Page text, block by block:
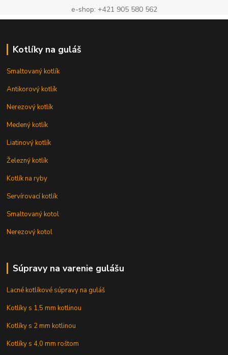
e-shop: +421 905 580 562
Kotlíky na guláš
Smaltovaný kotlík
Antikorový kotlík
Nerezový kotlík
Medený kotlík
Liatinový kotlík
Železný kotlík
Kotlík na ryby
Servírovací kotlík
Smaltovaný kotol
Nerezový kotol
Súpravy na varenie gulášu
Lacné kotlíkové súpravy na guláš
Kotlíky s 1,5 mm kotlinou
Kotlíky s 2 mm kotlinou
Kotlíky s 4,0 mm roštom